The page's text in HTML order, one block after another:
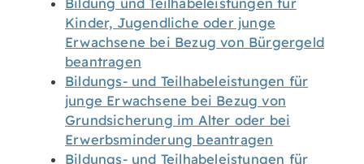
Bildung und Teilhabeleistungen für
Kinder, Jugendliche oder junge
Erwachsene bei Bezug von Bürgergeld
beantragen
Bildungs- und Teilhabeleistungen für
junge Erwachsene bei Bezug von
Grundsicherung im Alter oder bei
Erwerbsminderung beantragen
Bildungs- und Teilhabeleistungen für